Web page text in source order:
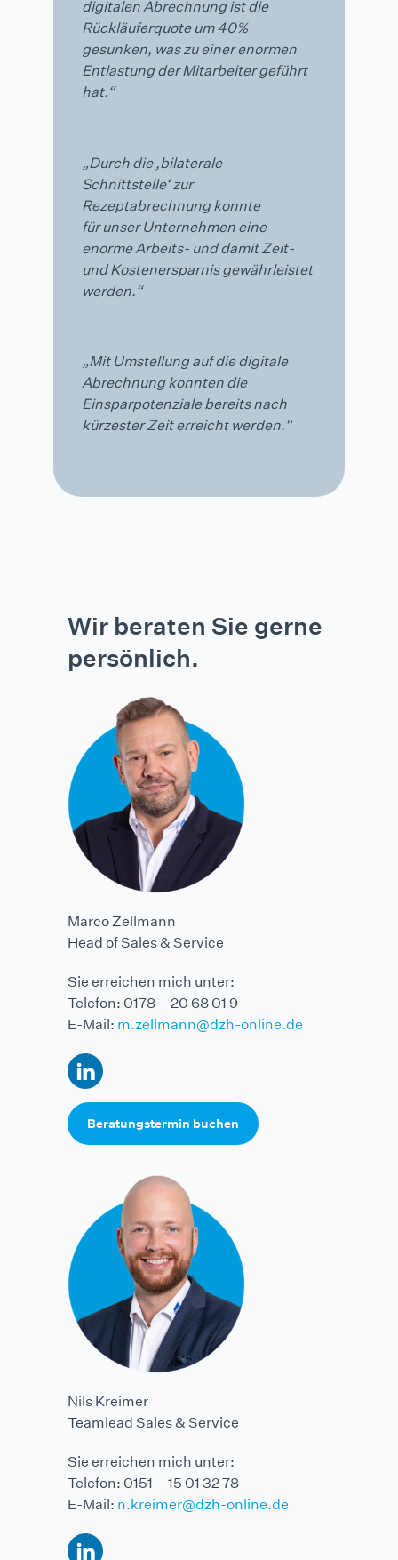
digitalen Abrechnung ist die
Rückläuferquote um 40%
gesunken, was zu einer enormen
Entlastung der Mitarbeiter geführt
hat.“
„Durch die ,bilaterale
Schnittstelle‘ zur
Rezeptabrechnung konnte
für unser Unternehmen eine
enorme Arbeits- und damit Zeit-
und Kostenersparnis gewährleistet
werden.“
„Mit Umstellung auf die digitale
Abrechnung konnten die
Einsparpotenziale bereits nach
kürzester Zeit erreicht werden.“
Wir beraten Sie gerne
persönlich.
Marco Zellmann
Head of Sales & Service
Sie erreichen mich unter:
Telefon: 0178 – 20 68 01 9
E-Mail: m.zellmann@dzh-online.de
Beratungstermin buchen
Nils Kreimer
Teamlead Sales & Service
Sie erreichen mich unter:
Telefon: 0151 – 15 01 32 78
E-Mail: n.kreimer@dzh-online.de